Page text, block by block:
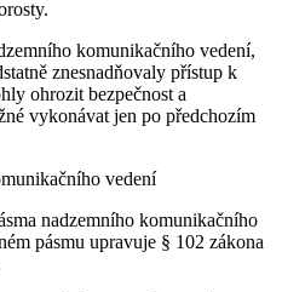
komunikačního vedení,
znesnadňovaly přístup k
ohrozit bezpečnost a
vykonávat jen po předchozím
vedení
nadzemního komunikačního
pásmu upravuje § 102 zákona